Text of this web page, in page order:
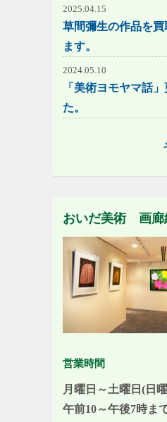
2025.04.15
草間彌生の作品を買
ます。
2024.05.10
「美術ヨモヤマ話
た。
おいだ美術 画廊
営業時間
月曜日～土曜日(日
午前10～午後7時ま